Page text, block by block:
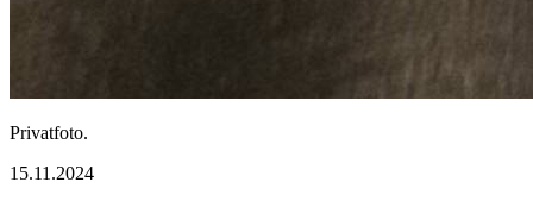
Privatfoto.
15.11.2024